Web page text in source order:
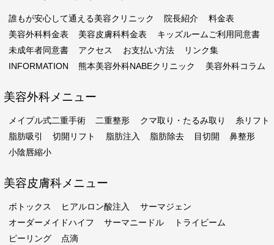
誰もが安心して通える美容クリニック 院長紹介
料金表
美容外科料金表
美容皮膚科料金表
キッズルームご利用同意書
未成年者同意書
アクセス お支払い方法
リンク集
INFORMATION
熊本美容外科NABEクリニック 美容外科コラム
美容外科メニュー
メイプル式二重手術 二重整形 クマ取り・たるみ取り
糸リフト
脂肪吸引
切開リフト 脂肪注入 脂肪除去 目切開
鼻整形
小陰唇縮小
美容皮膚科メニュー
ボトックス ヒアルロン酸注入
サーマジェン
オーダーメイドハイフ
サーマニードル
トライビーム
ピーリング
点滴